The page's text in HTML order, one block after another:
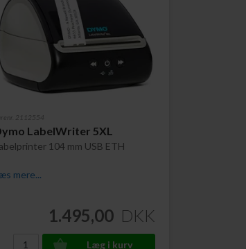
2112554
LabelWriter 5XL
104 mm USB ETH
mere...
1.495,00 DKK